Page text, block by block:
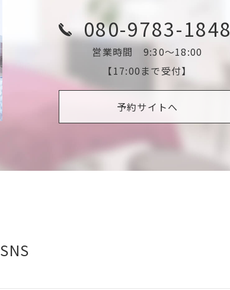
080-9783-1848
営業時間 9:30～18:00
【17:00まで受付】
予約サイトへ
SNS